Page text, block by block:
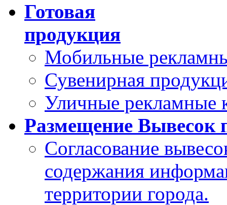
Готовая
продукция
Мобильные
Сувенирная
Уличные рекламные
Размещение Вывесок
Согласование
содержания
территории города.